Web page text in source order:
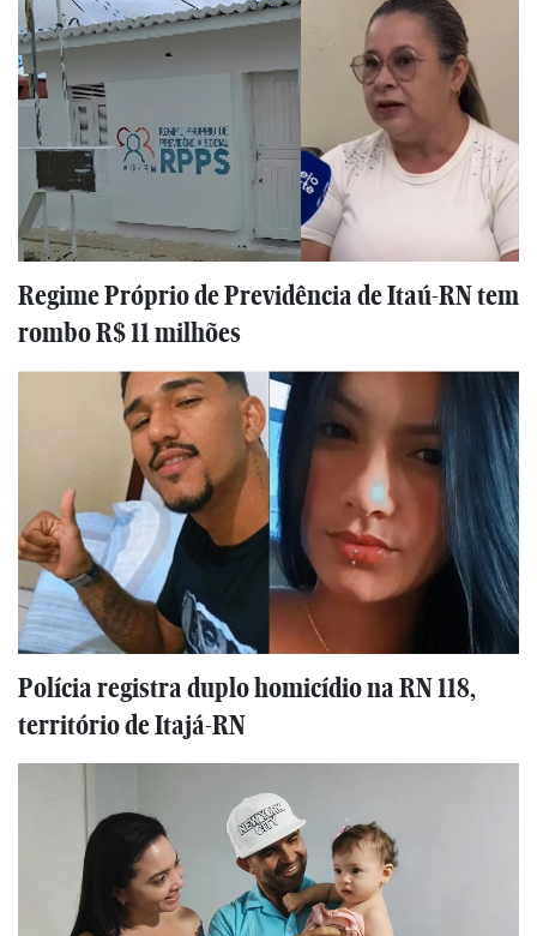
Regime Próprio de Previdência de Itaú-RN tem
rombo R$ 11 milhões
Polícia registra duplo homicídio na RN 118,
território de Itajá-RN